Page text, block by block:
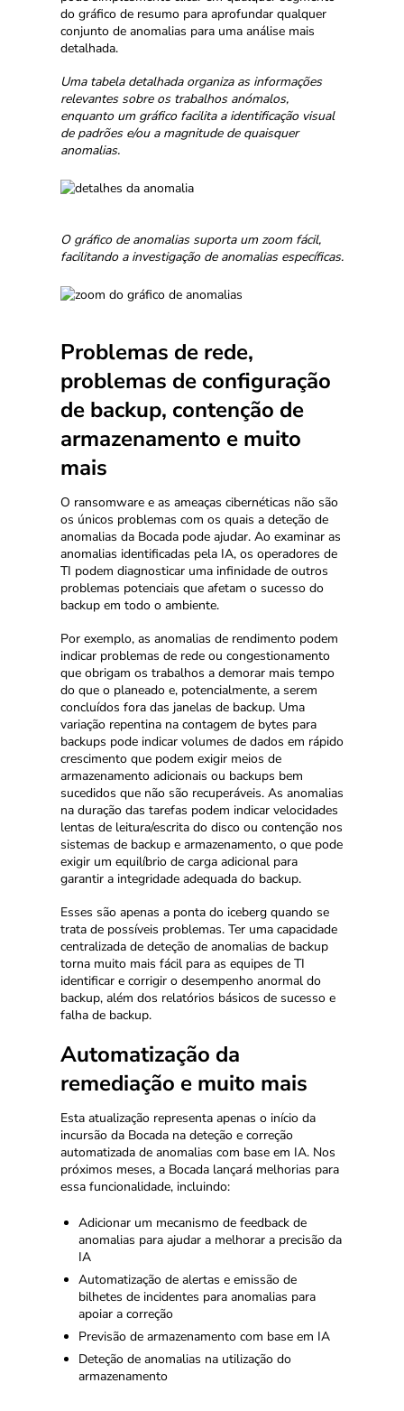
do gráfico de resumo para aprofundar qualquer
conjunto de anomalias para uma análise mais
detalhada.
Uma tabela detalhada organiza as informações
relevantes sobre os trabalhos anómalos,
enquanto um gráfico facilita a identificação visual
de padrões e/ou a magnitude de quaisquer
anomalias.
O gráfico de anomalias suporta um zoom fácil,
facilitando a investigação de anomalias específicas.
Problemas de rede,
problemas de configuração
de backup, contenção de
armazenamento e muito
mais
O ransomware e as ameaças cibernéticas não são
os únicos problemas com os quais a deteção de
anomalias da Bocada pode ajudar. Ao examinar as
anomalias identificadas pela IA, os operadores de
TI podem diagnosticar uma infinidade de outros
problemas potenciais que afetam o sucesso do
backup em todo o ambiente.
Por exemplo, as anomalias de rendimento podem
indicar problemas de rede ou congestionamento
que obrigam os trabalhos a demorar mais tempo
do que o planeado e, potencialmente, a serem
concluídos fora das janelas de backup. Uma
variação repentina na contagem de bytes para
backups pode indicar volumes de dados em rápido
crescimento que podem exigir meios de
armazenamento adicionais ou backups bem
sucedidos que não são recuperáveis. As anomalias
na duração das tarefas podem indicar velocidades
lentas de leitura/escrita do disco ou contenção nos
sistemas de backup e armazenamento, o que pode
exigir um equilíbrio de carga adicional para
garantir a integridade adequada do backup.
Esses são apenas a ponta do iceberg quando se
trata de possíveis problemas. Ter uma capacidade
centralizada de deteção de anomalias de backup
torna muito mais fácil para as equipes de TI
identificar e corrigir o desempenho anormal do
backup, além dos relatórios básicos de sucesso e
falha de backup.
Automatização da
remediação e muito mais
Esta atualização representa apenas o início da
incursão da Bocada na deteção e correção
automatizada de anomalias com base em IA. Nos
próximos meses, a Bocada lançará melhorias para
essa funcionalidade, incluindo:
Adicionar um mecanismo de feedback de
anomalias para ajudar a melhorar a precisão da
IA
Automatização de alertas e emissão de
bilhetes de incidentes para anomalias para
apoiar a correção
Previsão de armazenamento com base em IA
Deteção de anomalias na utilização do
armazenamento